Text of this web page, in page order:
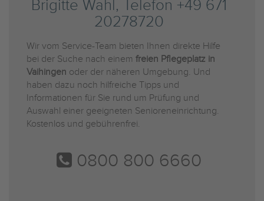
Brigitte Wahl, Telefon +49 671
20278720
Wir vom Service-Team bieten Ihnen direkte Hilfe
bei der Suche nach einem freien Pflegeplatz in
Vaihingen oder der näheren Umgebung. Und
haben dazu noch hilfreiche Tipps und
Informationen für Sie rund um Prüfung und
Auswahl einer geeigneten Senioreneinrichtung.
Kostenlos und gebührenfrei.
0800 800 6660